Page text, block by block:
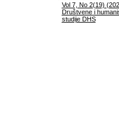
Vol 7, No 2(19)
Društvene i
studije DHS